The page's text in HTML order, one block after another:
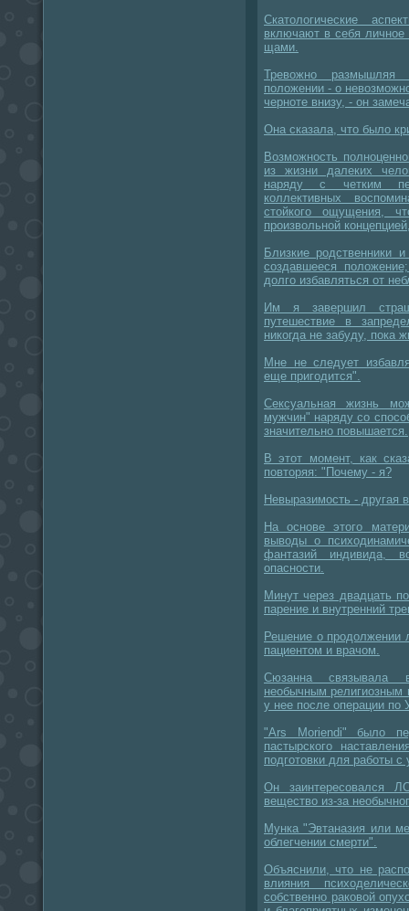
Скатологические
включают в себя личное
щами.
Тревожно размышляя
положении - о
черноте внизу, - он
Она сказала, что было
Возможность
из жизни далеких
наряду с четким
коллективных
стойкого ощущения,
произвольной
Близкие родственники
создавшееся
долго избавляться от
Им я завершил
путешествие в
никогда не забуду, пока
Мне не следует
еще пригодится".
Сексуальная жизнь
мужчин" наряду со
значительно повышается.
В этот момент, как
повторяя: "Почему - я?
Невыразимость - другая
На основе этого
выводы о
фантазий индивида,
опасности.
Минут через двадцать
парение и внутренний
Решение о продолжении
пациентом и врачом.
Сюзанна связывала
необычным религиозным
у нее после операции по
"Ars Moriendi" было
пастырского
подготовки для работы
Он заинтересовался
вещество из-за
Мунка "Эвтаназия или
облегчении смерти".
Объяснили, что не
влияния
собственно раковой